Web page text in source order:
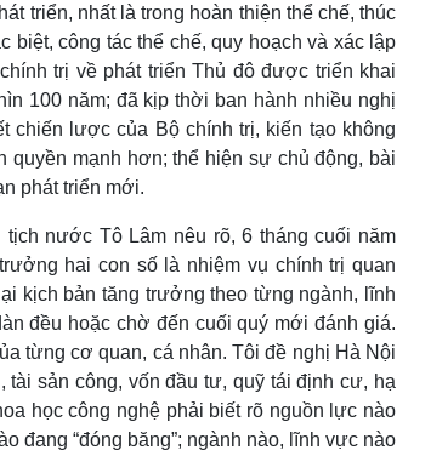
triển, nhất là trong hoàn thiện thể chế, thúc
biệt, công tác thể chế, quy hoạch và xác lập
trị về phát triển Thủ đô được triển khai
100 năm; đã kịp thời ban hành nhiều nghị
chiến lược của Bộ chính trị, kiến tạo không
quyền mạnh hơn; thể hiện sự chủ động, bài
phát triển mới.
nước Tô Lâm nêu rõ, 6 tháng cuối năm
hai con số là nhiệm vụ chính trị quan
kịch bản tăng trưởng theo từng ngành, lĩnh
đều hoặc chờ đến cuối quý mới đánh giá.
từng cơ quan, cá nhân. Tôi đề nghị Hà Nội
tài sản công, vốn đầu tư, quỹ tái định cư, hạ
học công nghệ phải biết rõ nguồn lực nào
đang “đóng băng”; ngành nào, lĩnh vực nào